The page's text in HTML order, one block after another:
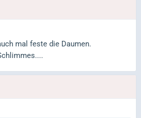
mal feste die Daumen.